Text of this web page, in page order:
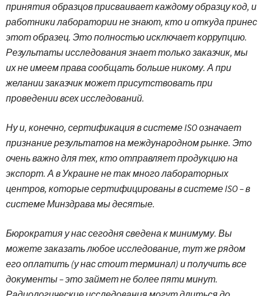
принятия образцов присваивает каждому образцу код, и
работники лаборатории не знают, кто и откуда принес
этот образец. Это полностью исключает коррупцию.
Результаты исследования знает только заказчик, мы
их не имеем права сообщать больше никому. А при
желании заказчик может присутствовать при
проведении всех исследований.
Ну и, конечно, сертификация в системе ISO означает
признание результатов на международном рынке. Это
очень важно для тех, кто отправляет продукцию на
экспорт. А в Украине не так много лабораторных
центров, которые сертифицированы в системе ISO – в
системе Минздрава мы десятые.
Бюрократия у нас сегодня сведена к минимуму. Вы
можете заказать любое исследование, тут же рядом
его оплатить (у нас стоит терминал) и получить все
документы – это займет не более пяти минут.